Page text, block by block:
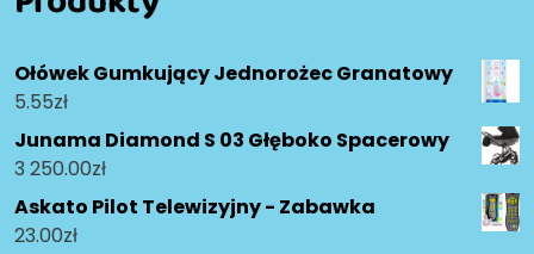
Ołówek Gumkujący Jednorożec Granatowy
5.55zł
Junama Diamond S 03 Głęboko Spacerowy
3 250.00zł
Askato Pilot Telewizyjny - Zabawka
23.00zł